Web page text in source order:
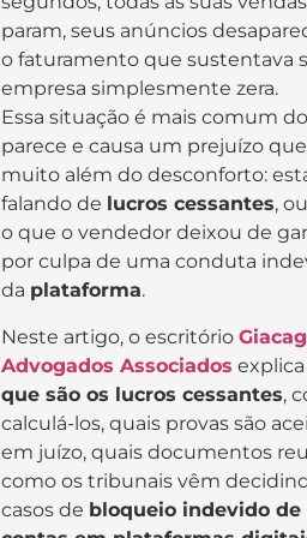
param, seus anúncios
o faturamento que sustentava
empresa simplesmente zera.
Essa situação é mais comum
parece e causa um prejuízo
muito além do desconforto:
falando de lucros cessantes,
o que o vendedor deixou de
por culpa de uma conduta
da plataforma.
Neste artigo, o escritório
Advogados Associados
que são os lucros cessantes,
calculá-los, quais provas são
em juízo, quais documentos
como os tribunais vêm
casos de bloqueio indevido de